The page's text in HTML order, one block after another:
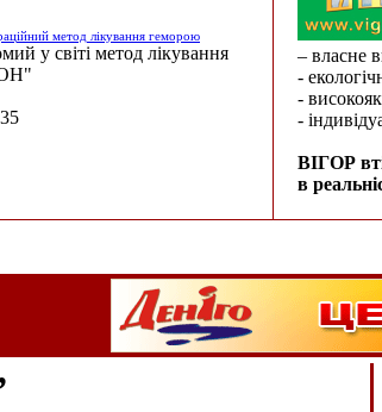
метод лікування геморою
у світі метод лікування
– власне
-
-
-
ВІГОР
в